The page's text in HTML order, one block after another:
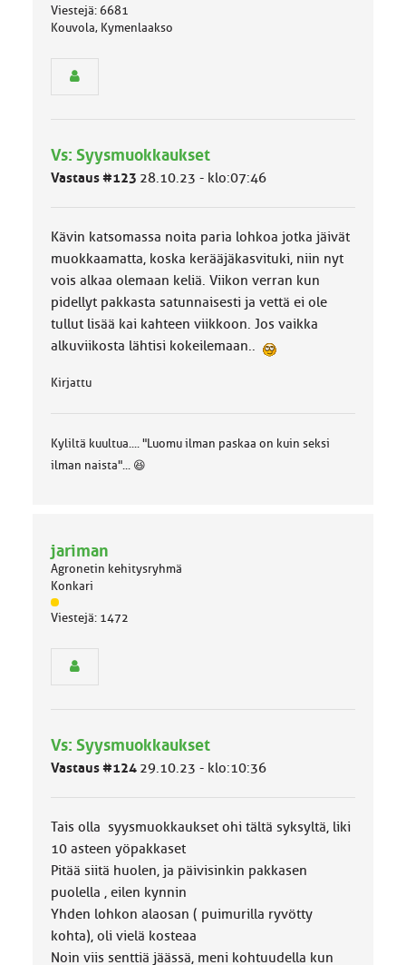
ä
s
ä
l
k
a
:
Viestejä: 6681
Kouvola, Kymenlaakso
Vs: Syysmuokkaukset
Vastaus #123 28.10.23 - klo:07:46
Kävin katsomassa noita paria lohkoa jotka jäivät
muokkaamatta, koska kerääjäkasvituki, niin nyt
vois alkaa olemaan keliä. Viikon verran kun
pidellyt pakkasta satunnaisesti ja vettä ei ole
tullut lisää kai kahteen viikkoon. Jos vaikka
alkuviikosta lähtisi kokeilemaan..
Kirjattu
Kyliltä kuultua.... "Luomu ilman paskaa on kuin seksi
ilman naista"... 😆
jariman
Agronetin kehitysryhmä
Konkari
J
ä
m
ä
k
k
a
Viestejä: 1472
Vs: Syysmuokkaukset
Vastaus #124 29.10.23 - klo:10:36
Tais olla syysmuokkaukset ohi tältä syksyltä, liki
10 asteen yöpakkaset
Pitää siitä huolen, ja päivisinkin pakkasen
puolella , eilen kynnin
Yhden lohkon alaosan ( puimurilla ryvötty
kohta), oli vielä kosteaa
Noin viis senttiä jäässä, meni kohtuudella kun